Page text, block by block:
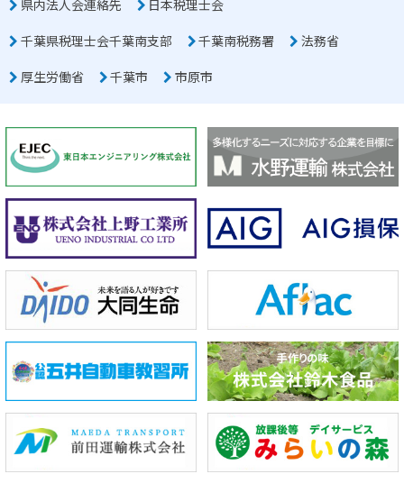
県内法人会連絡先
日本税理士会
千葉県税理士会千葉南支部
千葉南税務署
法務省
厚生労働省
千葉市 市原市